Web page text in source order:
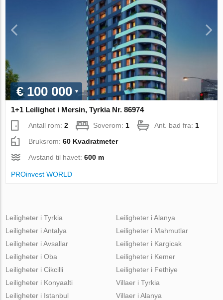
€ 100 000
1+1 Leilighet i Mersin, Tyrkia Nr. 86974
Antall rom:2 Soverom: 1 Ant. bad fra: 1
Bruksrom:60 Kvadratmeter
Avstand til havet:600 m
PROinvest WORLD
Leiligheter i Tyrkia
Leiligheter i Antalya
Leiligheter i Avsallar
Leiligheter i Oba
Leiligheter i Cikcilli
Leiligheter i Alanya
Leiligheter i Mahmutlar
Leiligheter i Kargicak
Leiligheter i Kemer
Leiligheter i Fethiye
Leiligheter i Konyaalti
Leiligheter i Istanbul
Villaer i Tyrkia
Villaer i Alanya